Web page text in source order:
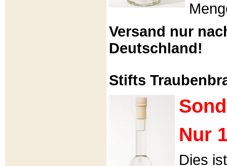
Versand nur
Deutschland!
Stifts
Nur
Dies